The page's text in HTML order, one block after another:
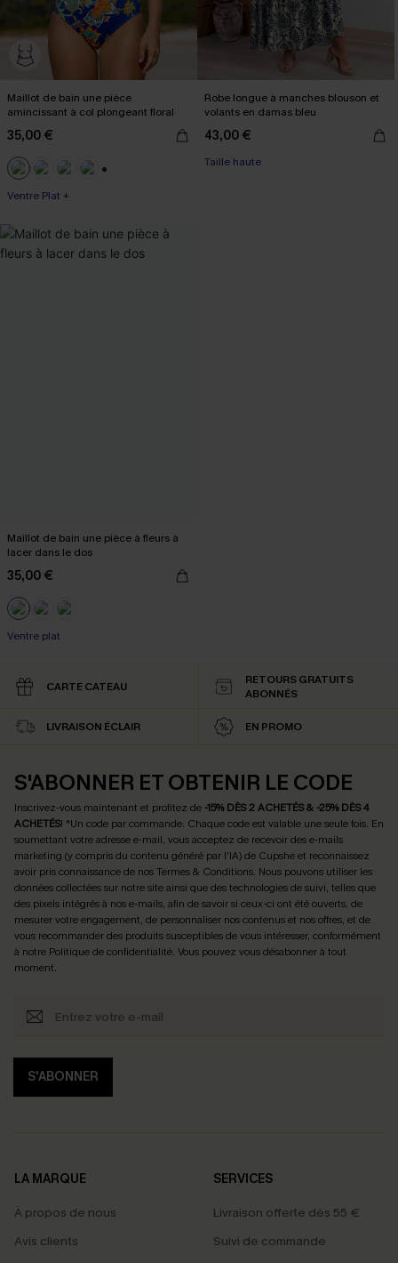
Maillot de bain une pièce
amincissant à col plongeant floral
35,00 €
Ventre Plat +
Robe longue à manches blouson et
volants en damas bleu
43,00 €
Taille haute
Maillot de bain une pièce à fleurs à
lacer dans le dos
35,00 €
Ventre plat
CARTE CATEAU
RETOURS GRATUITS
ABONNÉS
LIVRAISON ÉCLAIR EN PROMO
S'ABONNER ET OBTENIR LE CODE
Inscrivez-vous maintenant et profitez de -15% DÈS 2 ACHETÉS & -25% DÈS 4
ACHETÉS! *Un code par commande. Chaque code est valable une seule fois. En
soumettant votre adresse e-mail, vous acceptez de recevoir des e-mails
marketing (y compris du contenu généré par l'IA) de Cupshe et reconnaissez
avoir pris connaissance de nosTermes & Conditions. Nous pouvons utiliser les
données collectées sur notre site ainsi que des technologies de suivi, telles que
des pixels intégrés à nos e-mails, afin de savoir si ceux-ci ont été ouverts, de
mesurer votre engagement, de personnaliser nos contenus et nos offres, et de
vous recommander des produits susceptibles de vous intéresser, conformément
à notre Politique de confidentialité. Vous pouvez vous désabonner à tout
moment.
S'ABONNER
LA MARQUE
À propos de nous
Avis clients
SERVICES
Livraison offerte dès 55 €
Suivi de commande